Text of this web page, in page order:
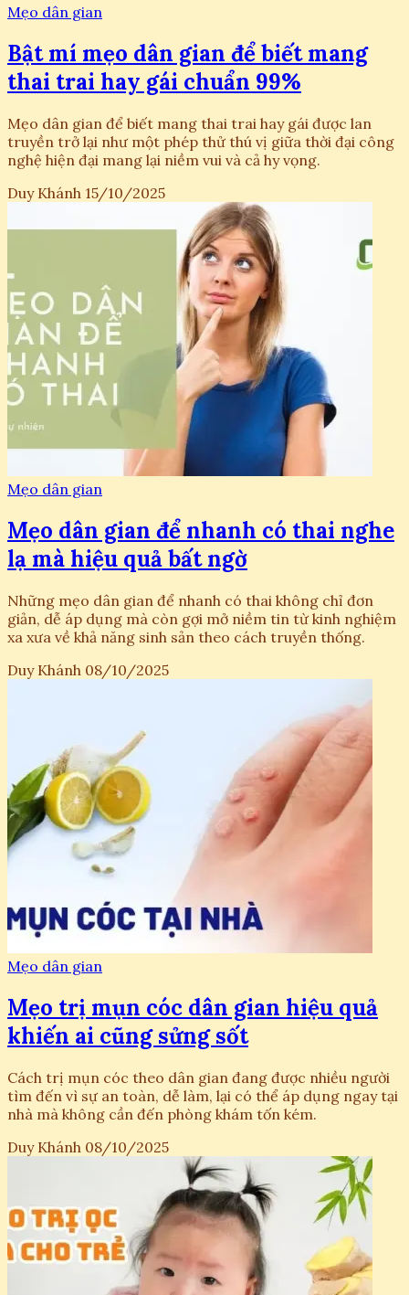
Mẹo dân gian
Bật mí mẹo dân gian để biết mang
thai trai hay gái chuẩn 99%
Mẹo dân gian để biết mang thai trai hay gái được lan
truyền trở lại như một phép thử thú vị giữa thời đại công
nghệ hiện đại mang lại niềm vui và cả hy vọng.
Duy Khánh 15/10/2025
Mẹo dân gian
Mẹo dân gian để nhanh có thai nghe
lạ mà hiệu quả bất ngờ
Những mẹo dân gian để nhanh có thai không chỉ đơn
giản, dễ áp dụng mà còn gợi mở niềm tin từ kinh nghiệm
xa xưa về khả năng sinh sản theo cách truyền thống.
Duy Khánh 08/10/2025
Mẹo dân gian
Mẹo trị mụn cóc dân gian hiệu quả
khiến ai cũng sửng sốt
Cách trị mụn cóc theo dân gian đang được nhiều người
tìm đến vì sự an toàn, dễ làm, lại có thể áp dụng ngay tại
nhà mà không cần đến phòng khám tốn kém.
Duy Khánh 08/10/2025